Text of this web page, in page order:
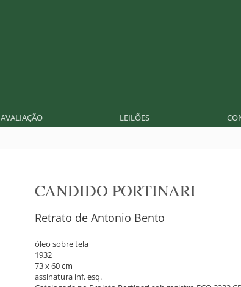
AVALIAÇÃO LEILÕES
CANDIDO PORTINARI
Retrato de Antonio Bento
óleo sobre tela
1932
73 x 60 cm
assinatura inf. esq.